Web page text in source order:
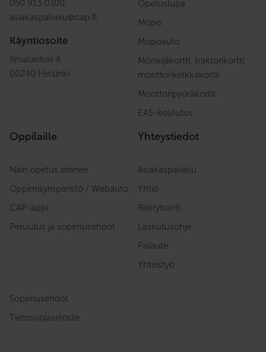
050 913 0300
asiakaspalvelu@cap.fi
Käyntiosoite
Ilmalantori 4
00240 Helsinki
Opetuslupa
Mopo
Mopoauto
Mönkijäkortti, traktorikortti,
moottorikelkkakortti
Moottoripyöräkortit
EAS-koulutus
Oppilaille
Näin opetus etenee
Oppimisympäristö / Webauto
CAP-äppi
Peruutus ja sopimusehdot
Yhteystiedot
Asiakaspalvelu
Yhtiö
Rekrytointi
Laskutusohje
Palaute
Yhteistyö
Sopimusehdot
Tietosuojaseloste